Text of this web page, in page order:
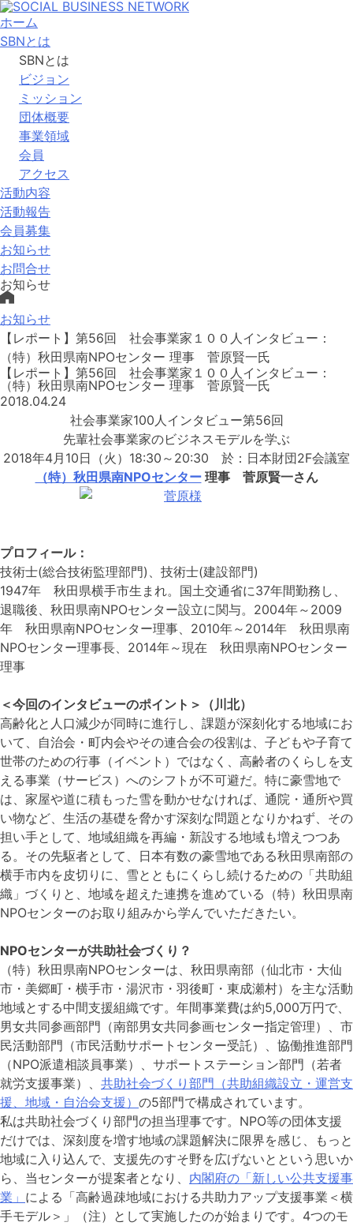
ホーム
SBNとは
SBNとは
ビジョン
ミッション
団体概要
事業領域
会員
アクセス
活動内容
活動報告
会員募集
お知らせ
お問合せ
お知らせ
お知らせ
【レポート】第56回 社会事業家１００人インタビュー：
（特）秋田県南NPOセンター 理事 菅原賢一氏
【レポート】第56回 社会事業家１００人インタビュー：
（特）秋田県南NPOセンター 理事 菅原賢一氏
2018.04.24
社会事業家100人インタビュー第56回
先輩社会事業家のビジネスモデルを学ぶ
2018年4月10日（火）18:30～20:30 於：日本財団2F会議室
（特）秋田県南NPOセンター理事菅原賢一さん
プロフィール：
技術士(総合技術監理部門)、技術士(建設部門)
1947年 秋田県横手市生まれ。国土交通省に37年間勤務し、
退職後、秋田県南NPOセンター設立に関与。2004年～2009
年 秋田県南NPOセンター理事、2010年～2014年 秋田県南
NPOセンター理事長、2014年～現在 秋田県南NPOセンター
理事
＜今回のインタビューのポイント＞（川北）
高齢化と人口減少が同時に進行し、課題が深刻化する地域にお
いて、自治会・町内会やその連合会の役割は、子どもや子育て
世帯のための行事（イベント）ではなく、高齢者のくらしを支
える事業（サービス）へのシフトが不可避だ。特に豪雪地で
は、家屋や道に積もった雪を動かせなければ、通院・通所や買
い物など、生活の基礎を脅かす深刻な問題となりかねず、その
担い手として、地域組織を再編・新設する地域も増えつつあ
る。その先駆者として、日本有数の豪雪地である秋田県南部の
横手市内を皮切りに、雪とともにくらし続けるための「共助組
織」づくりと、地域を超えた連携を進めている（特）秋田県南
NPOセンターのお取り組みから学んでいただきたい。
NPOセンターが共助社会づくり？
（特）秋田県南NPOセンターは、秋田県南部（仙北市・大仙
市・美郷町・横手市・湯沢市・羽後町・東成瀬村）を主な活動
地域とする中間支援組織です。年間事業費は約5,000万円で、
男女共同参画部門（南部男女共同参画センター指定管理）、市
民活動部門（市民活動サポートセンター受託）、協働推進部門
（NPO派遣相談員事業）、サポートステーション部門（若者
就労支援事業）、 共助社会づくり部門（共助組織設立・運営支
援、地域・自治会支援） の5部門で構成されています。
私は共助社会づくり部門の担当理事です。NPO等の団体支援
だけでは、深刻度を増す地域の課題解決に限界を感じ、もっと
地域に入り込んで、支援先のすそ野を広げないとという思いか
ら、当センターが提案者となり、 内閣府の「新しい公共支援事
業」 による「高齢過疎地域における共助力アップ支援事業＜横
手モデル＞」（注）として実施したのが始まりです。4つのモ